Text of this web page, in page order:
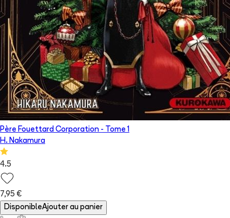
Père Fouettard Corporation - Tome 1
H. Nakamura
4.5
7,95 €
DisponibleAjouter au panier